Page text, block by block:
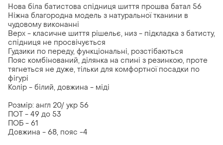
Нова біла батистова спідниця шиття прошва батал 56
Ніжна благородна модель з натуральної тканини в
чудовому виконанні
Верх - класичне шиття рішельє, низ - підкладка з батисту,
спідниця не просвічується
Гудзики по переду, функціональні, розстібаються
Пояс комбінований, ділянка на спині з резинкою, проте
тягнеться не дуже, тільки для комфортної посадки по
фігурі
Колір - білий, довжина - міді
Розмір: англ 20/ укр 56
ПОТ - 49 до 53
ПОБ - 61
Довжина - 68, пояс -4